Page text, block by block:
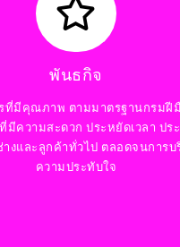
พันธกิจ
ที่มีคุณภาพ ตามมาตรฐานกรมฝี
มีความสะดวก ประหยัดเวลา ปร
งและลูกค้าทั่วไป ตลอดจนการบ
ความประทับใจ